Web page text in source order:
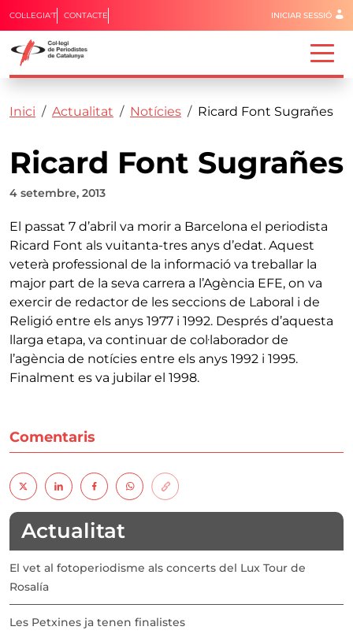
Vés al contingut
Capçalera
COL·LEGIA'T CONTACTE Menú del
INICIAR SESSIÓ
Fil d'ariadna
Inici Actualitat Notícies Ricard Font Sugrañes
Ricard Font Sugrañes
4 setembre, 2013
El passat 7 d’abril va morir a Barcelona el periodista
Ricard Font als vuitanta-tres anys d’edat. Aquest
veterà professional de la informació va treballar la
major part de la seva carrera a l’Agència EFE, on va
exercir de redactor de les seccions de Laboral i de
Religió entre els anys 1977 i 1992. Després d’aquesta
llarga etapa, va continuar de col·laborador de
l’agència de notícies entre els anys 1992 i 1995.
Finalment es va jubilar el 1998.
Comentaris
Actualitat
El vet al fotoperiodisme als concerts del Lux Tour de
Rosalía
Les Petxines ja tenen finalistes